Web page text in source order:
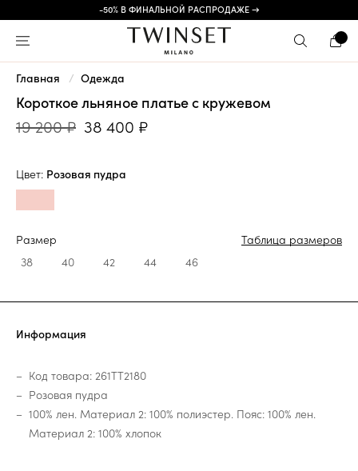
-50% В ФИНАЛЬНОЙ РАСПРОДАЖЕ →
Главная Одежда
Короткое льняное платье с кружевом
19 200 ₽ 38 400 ₽
Цвет: Розовая пудра
Размер
Таблица размеров
38
40 42 44 46
Информация
Код товара: 261TT2180
Розовая пудра
100% лен. Материал 2: 100% полиэстер. Пояс: 100% лен.
Материал 2: 100% хлопок